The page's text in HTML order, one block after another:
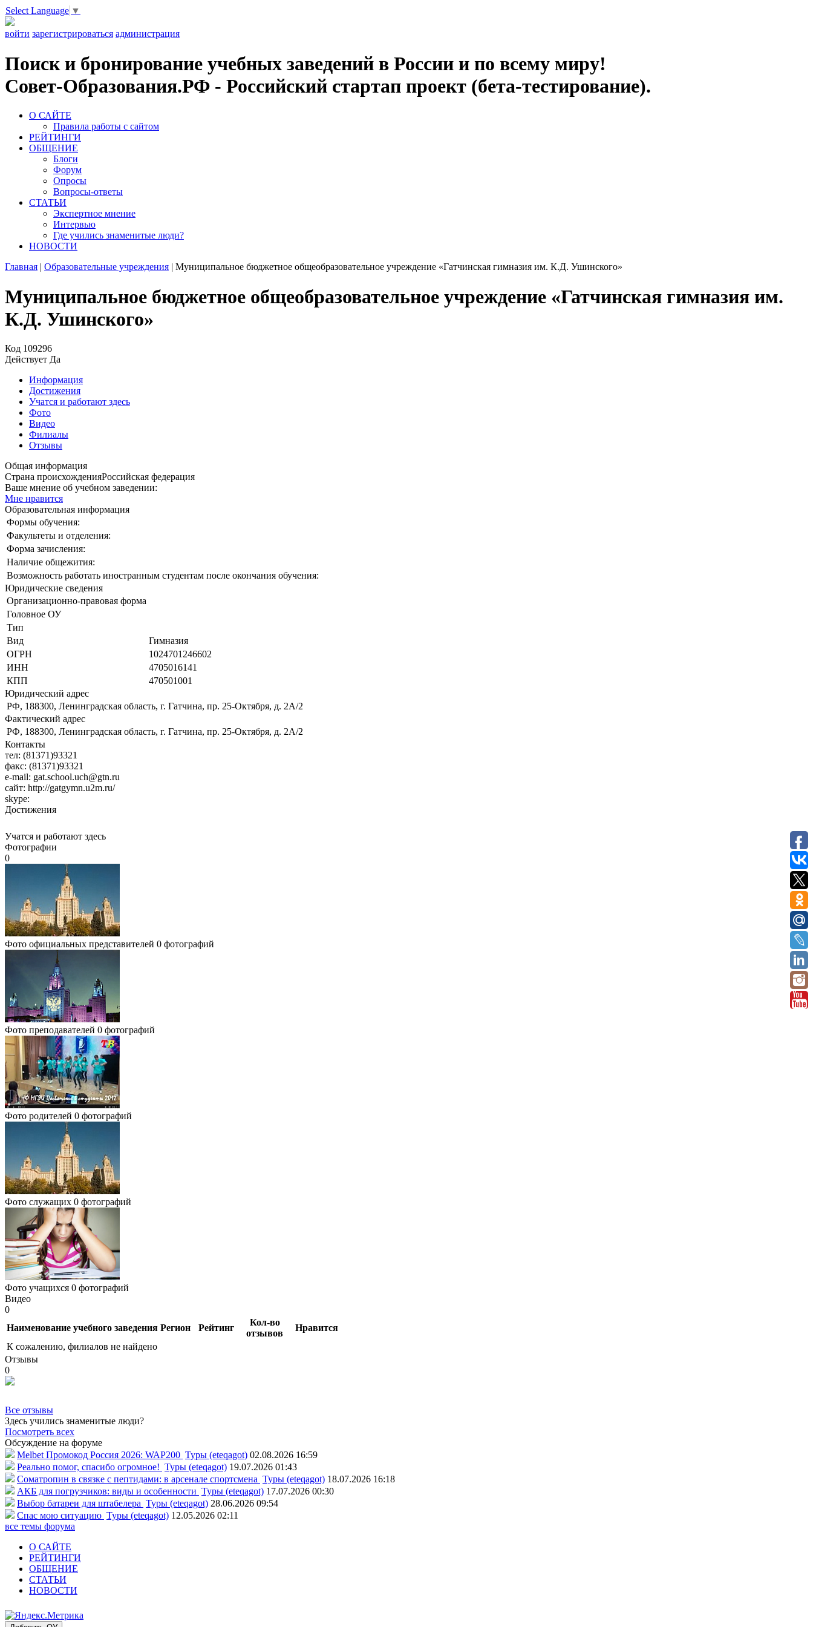
Select Language ▼
войти зарегистрироваться администрация
Поиск и бронирование учебных заведений в России и по всему миру!
Совет-Образования.РФ - Российский стартап проект (бета-тестирование).
О САЙТЕ
Правила работы с сайтом
РЕЙТИНГИ
ОБЩЕНИЕ
Блоги
Форум
Опросы
Вопросы-ответы
СТАТЬИ
Экспертное мнение
Интервью
Где учились знаменитые люди?
НОВОСТИ
Главная | Образовательные учреждения | Муниципальное бюджетное общеобразовательное учреждение «Гатчинская гимназия им. К.Д. Ушинского»
Муниципальное бюджетное общеобразовательное учреждение «Гатчинская гимназия им.
К.Д. Ушинского»
Код 109296
Действует Да
Информация
Достижения
Учатся и работают здесь
Фото
Видео
Филиалы
Отзывы
Общая информация
Страна происхожденияРоссийская федерация
Ваше мнение об учебном заведении:
Мне нравится
Образовательная информация
Формы обучения:
Факультеты и отделения:
Форма зачисления:
Наличие общежития:
Возможность работать иностранным студентам после окончания обучения:
Юридические сведения
Организационно-правовая форма
Головное ОУ
Тип
Вид
Гимназия
ОГРН
1024701246602
ИНН
4705016141
КПП
470501001
Юридический адрес
РФ, 188300, Ленинградская область, г. Гатчина, пр. 25-Октября, д. 2А/2
Фактический адрес
РФ, 188300, Ленинградская область, г. Гатчина, пр. 25-Октября, д. 2А/2
Контакты
тел: (81371)93321
факс: (81371)93321
e-mail: gat.school.uch@gtn.ru
сайт: http://gatgymn.u2m.ru/
skype:
Достижения
Учатся и работают здесь
Фотографии
0
Фото официальных представителей 0 фотографий
Фото преподавателей 0 фотографий
Фото родителей 0 фотографий
Фото служащих 0 фотографий
Фото учащихся 0 фотографий
Видео
0
Наименование учебного заведения Регион Рейтинг
Кол-во
отзывов
Нравится
К сожалению, филиалов не найдено
Отзывы
0
Все отзывы
Здесь учились знаменитые люди?
Посмотреть всех
Обсуждение на форуме
Melbet Промокод Россия 2026: WAP200 Туры (eteqagot) 02.08.2026 16:59
Реально помог, спасибо огромное! Туры (eteqagot) 19.07.2026 01:43
Соматропин в связке с пептидами: в арсенале спортсмена Туры (eteqagot) 18.07.2026 16:18
АКБ для погрузчиков: виды и особенности Туры (eteqagot) 17.07.2026 00:30
Выбор батареи для штабелера Туры (eteqagot) 28.06.2026 09:54
Спас мою ситуацию Туры (eteqagot) 12.05.2026 02:11
все темы форума
О САЙТЕ
РЕЙТИНГИ
ОБЩЕНИЕ
СТАТЬИ
НОВОСТИ